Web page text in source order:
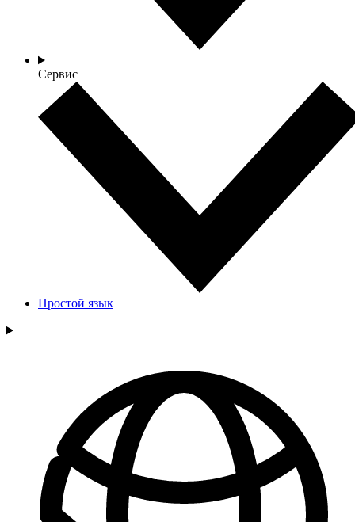
Сервис
Простой язык